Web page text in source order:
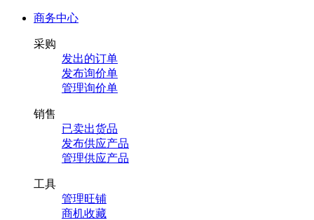
商务中心
采购
发出的订单
发布询价单
管理询价单
销售
已卖出货品
发布供应产品
管理供应产品
工具
管理旺铺
商机收藏